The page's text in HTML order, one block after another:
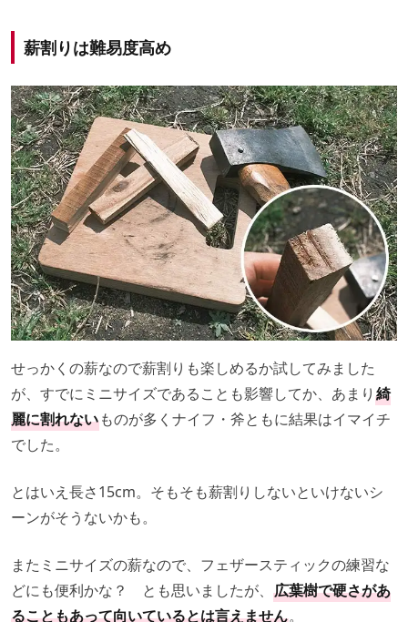
薪割りは難易度高め
せっかくの薪なので薪割りも楽しめるか試してみました
が、すでにミニサイズであることも影響してか、あまり 綺
麗に割れないものが多くナイフ・斧ともに結果はイマイチ
でした。
とはいえ長さ15cm。そもそも薪割りしないといけないシ
ーンがそうないかも。
またミニサイズの薪なので、フェザースティックの練習な
どにも便利かな？ とも思いましたが、 広葉樹で硬さがあ
ることもあって向いているとは言えません。